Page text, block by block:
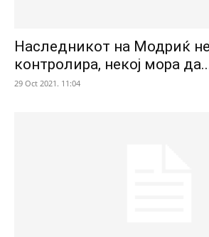
Наследникот на Модриќ
контролира, некој мора
29 Oct 2021. 11:04